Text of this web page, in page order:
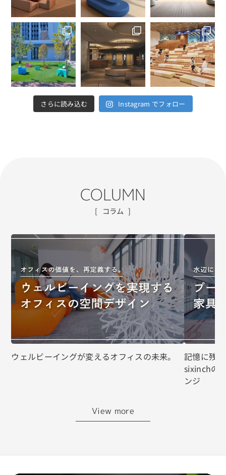
さらに読み込む Instagram でフォロー
COLUMN
コラム
ウェルビーイングが変えるオフィスの未来。
記憶に残
sixinchの
ンジ
View more